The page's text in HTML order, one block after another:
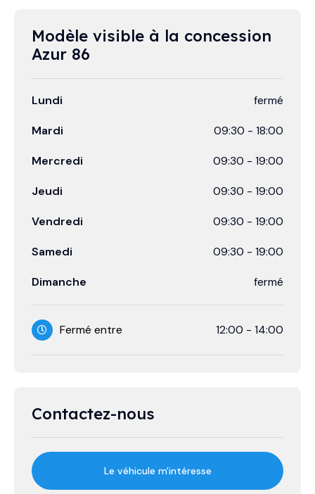
Modèle visible à la concession
Azur 86
Lundi fermé
Mardi 09:30 - 18:00
Mercredi 09:30 - 19:00
Jeudi 09:30 - 19:00
Vendredi 09:30 - 19:00
Samedi 09:30 - 19:00
Dimanche fermé
Fermé entre 12:00 - 14:00
Contactez-nous
Le véhicule m'intéresse